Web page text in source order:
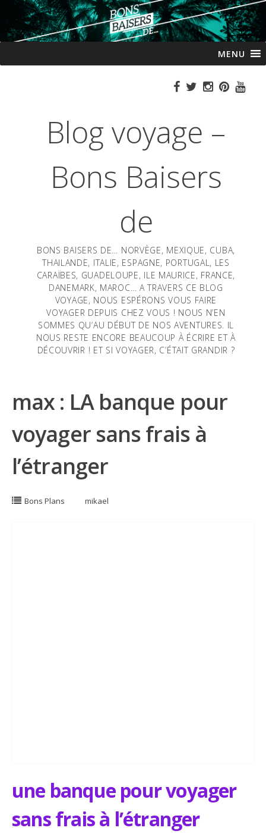
au
MENU
Blog voyage –
Bons Baisers
de
BONS BAISERS DE… NORVÈGE, MEXIQUE, CUBA,
THAILANDE, ITALIE, ESPAGNE, PORTUGAL, LES
CARAÏBES, GUADELOUPE, ILE MAURICE, FRANCE,
DANEMARK, MAROC… A TRAVERS CE BLOG
VOYAGE, NOUS ESPÉRONS VOUS FAIRE
VOYAGER DEPUIS CHEZ VOUS ! NOUS N’EN
SOMMES QU’AU DÉBUT DE NOS AVENTURES. IL
NOUS RESTE ENCORE BEAUCOUP À ÉCRIRE ET À
DÉCOUVRIR ! ET SI VOYAGER, C’ÉTAIT GRANDIR ?
max : LA banque pour
voyager sans frais à
l’étranger
Bons Plans mikael
une banque pour voyager
sans frais à l’étranger